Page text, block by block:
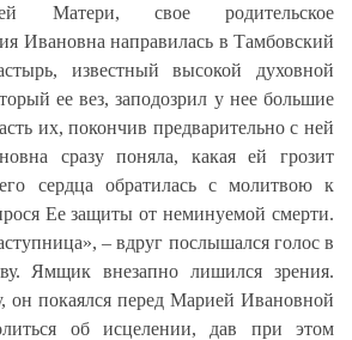
Матери, свое родительское
Ивановна направилась в Тамбовский
известный высокой духовной
ее вез, заподозрил у нее большие
их, покончив предварительно с ней
сразу поняла, какая ей грозит
сердца обратилась с молитвою к
Ее защиты от неминуемой смерти.
– вдруг послышался голос в
Ямщик внезапно лишился зрения.
он покаялся перед Марией Ивановной
об исцелении, дав при этом